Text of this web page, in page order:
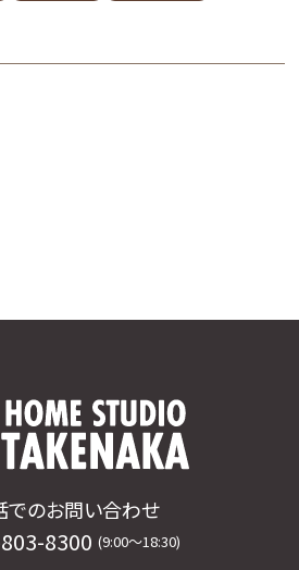
でのお問い合わせ
8300 (9:00〜18:30)